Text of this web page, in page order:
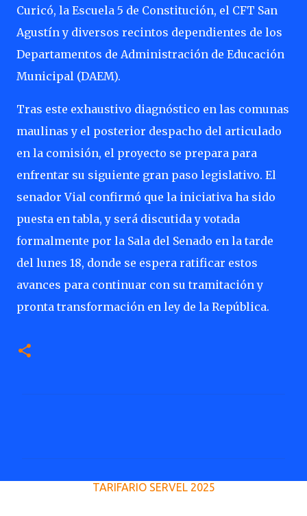
Curicó, la Escuela 5 de Constitución, el CFT San
Agustín y diversos recintos dependientes de los
Departamentos de Administración de Educación
Municipal (DAEM).
Tras este exhaustivo diagnóstico en las comunas
maulinas y el posterior despacho del articulado
en la comisión, el proyecto se prepara para
enfrentar su siguiente gran paso legislativo. El
senador Vial confirmó que la iniciativa ha sido
puesta en tabla, y será discutida y votada
formalmente por la Sala del Senado en la tarde
del lunes 18, donde se espera ratificar estos
avances para continuar con su tramitación y
pronta transformación en ley de la República.
TARIFARIO SERVEL 2025